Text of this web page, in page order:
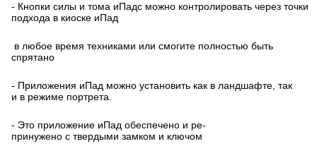
- Кнопки силы и тома иПадс можно контролировать через точки
подхода в киоске иПад
в любое время техниками или смогите полностью быть
спрятано
- Приложения иПад можно установить как в ландшафте, так
и в режиме портрета.
- Это приложение иПад обеспечено и ре-
принужено с твердыми замком и ключом